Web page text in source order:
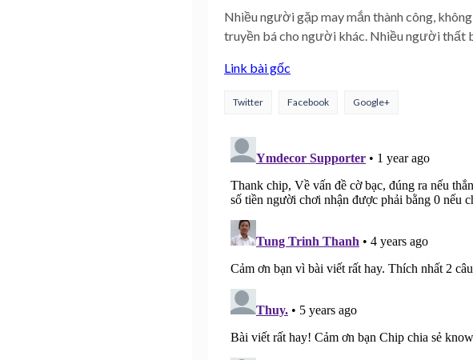
Nhiều người gặp may mắn thành công,
truyền bá cho người khác. Nhiều người thất
Link bài gốc
Twitter Facebook Google+